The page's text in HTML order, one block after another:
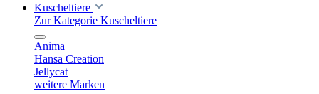
Kuscheltiere
Zur Kategorie Kuscheltiere
Anima
Hansa Creation
Jellycat
weitere Marken